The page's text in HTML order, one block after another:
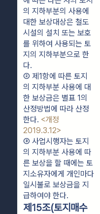
의 지하부분의 사용에
대한 보상대상은 철도
시설의 설치 또는 보호
를 위하여 사용되는 토
지의 지하부분으로 한
다.
② 제1항에 따른 토지
의 지하부분 사용에 대
한 보상금은 별표 1의
산정방법에 따라 산정
한다. <개정
2019.3.12>
③ 사업시행자는 토지
의 지하부분 사용에 따
른 보상을 할 때에는 토
지소유자에게 개인마다
일시불로 보상금을 지
급하여야 한다.
제15조(토지매수